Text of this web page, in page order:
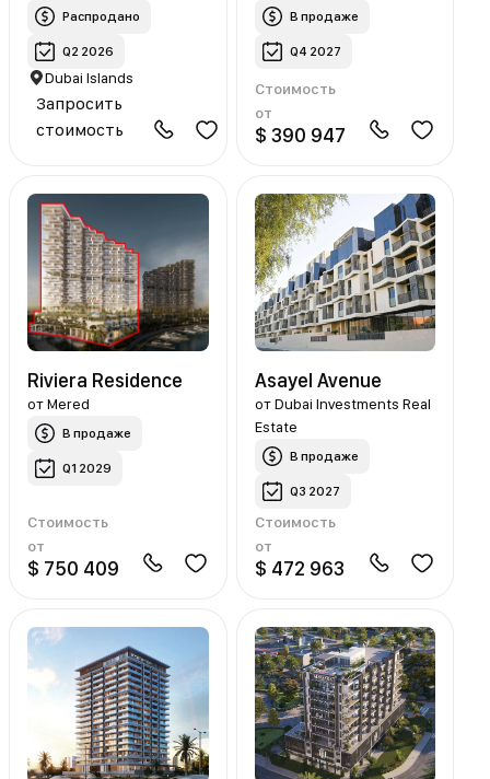
Распродано
Q2 2026
Dubai Islands
Запросить
стоимость
В продаже
Q4 2027
Стоимость
от
$ 390 947
Riviera Residence
отMered
В продаже
Q1 2029
Стоимость
от
$ 750 409
Asayel Avenue
от Dubai Investments Real
Estate
В продаже
Q3 2027
Стоимость
от
$ 472 963